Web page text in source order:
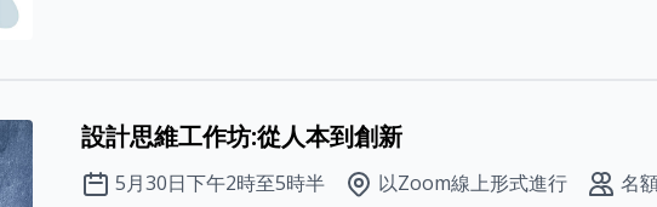
設計思維工作坊:從人本到創新
5月30日下午2時至5時半 以Zoom線上形式進行 名